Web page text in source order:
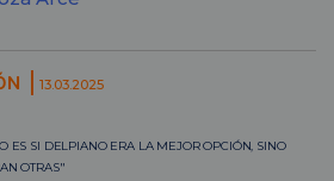
13.03.2025
ES SI DELPIANO ERA LA MEJOR OPCIÓN, SINO
OTRAS"